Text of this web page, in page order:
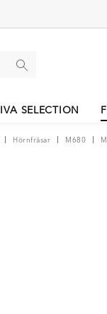
SELECTION
Hörnfräsar M680